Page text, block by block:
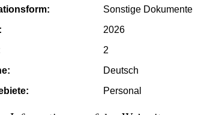
Sonstige Dokumente
2026
2
Deutsch
Personal